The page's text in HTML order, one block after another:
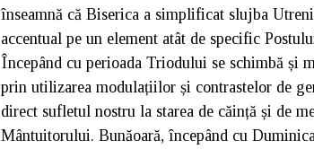
înseamnă că Biserica a simplificat slujba
accentual pe un element atât de specific
Începând cu perioada Triodului se schimbă și
prin utilizarea modulațiilor și contrastelor de
direct sufletul nostru la starea de căință și de
Mântuitorului. Bunăoară, începând cu